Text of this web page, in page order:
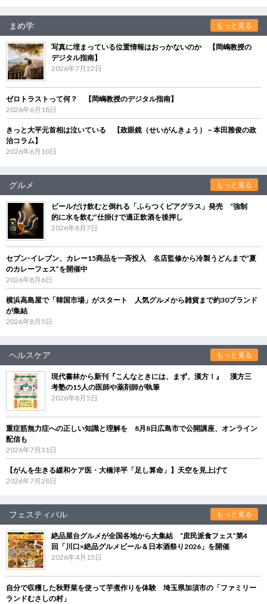
まめ学 もっと見る
写真に埋まっている位置情報はおっかないのか 【岡嶋教授の
デジタル指南】
2026年7月22日
ゼロトラストって何？ 【岡嶋教授のデジタル指南】
2026年6月18日
きっと大平元首相は泣いている 【政眼鏡（せいがんきょう）－本田雅俊の政
治コラム】
2026年6月10日
グルメ もっと見る
ビールだけ飲むと倒れる「ふらつくビアグラス」発売 “強制
的に水を飲む”仕掛けで適正飲酒を後押し
2026年8月7日
セブン‐イレブン、カレー15商品を一斉投入 名店監修から冷製うどんまで“夏
のカレーフェス”を開催中
2026年8月6日
横浜高島屋で「韓国市場」がスタート 人気グルメから雑貨まで約30ブランド
が集結
2026年8月5日
ヘルスケア もっと見る
現代書林から新刊『こんなときには、まず、漢方！』 漢方三
考塾の15人の医師や薬剤師が執筆
2026年8月5日
重症筋無力症への正しい知識と理解を 8月8日広島市で公開講座、オンライン
配信も
2026年7月31日
【がんを生きる緩和ケア医・大橋洋平「足し算命」】天空を見上げて
2026年7月28日
フェスティバル もっと見る
絶品屋台グルメが全国各地から大集結 “庶民派食フェス”第4
回「川口×絶品グルメビール＆日本酒祭り2026」を開催
2026年4月15日
自分で収穫した秋野菜を使って芋煮作りを体験 埼玉県加須市の「ファミリー
ランドむさしの村」